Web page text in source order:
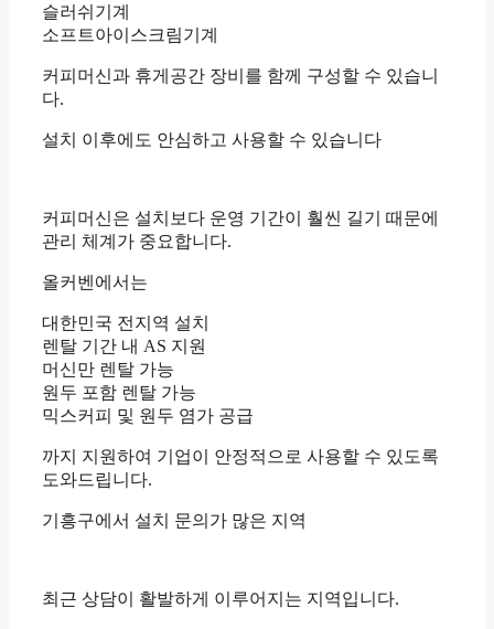
슬러쉬기계
소프트아이스크림기계
커피머신과 휴게공간 장비를 함께 구성할 수 있습니
다.
설치 이후에도 안심하고 사용할 수 있습니다
커피머신은 설치보다 운영 기간이 훨씬 길기 때문에
관리 체계가 중요합니다.
올커벤에서는
대한민국 전지역 설치
렌탈 기간 내 AS 지원
머신만 렌탈 가능
원두 포함 렌탈 가능
믹스커피 및 원두 염가 공급
까지 지원하여 기업이 안정적으로 사용할 수 있도록
도와드립니다.
기흥구에서 설치 문의가 많은 지역
최근 상담이 활발하게 이루어지는 지역입니다.